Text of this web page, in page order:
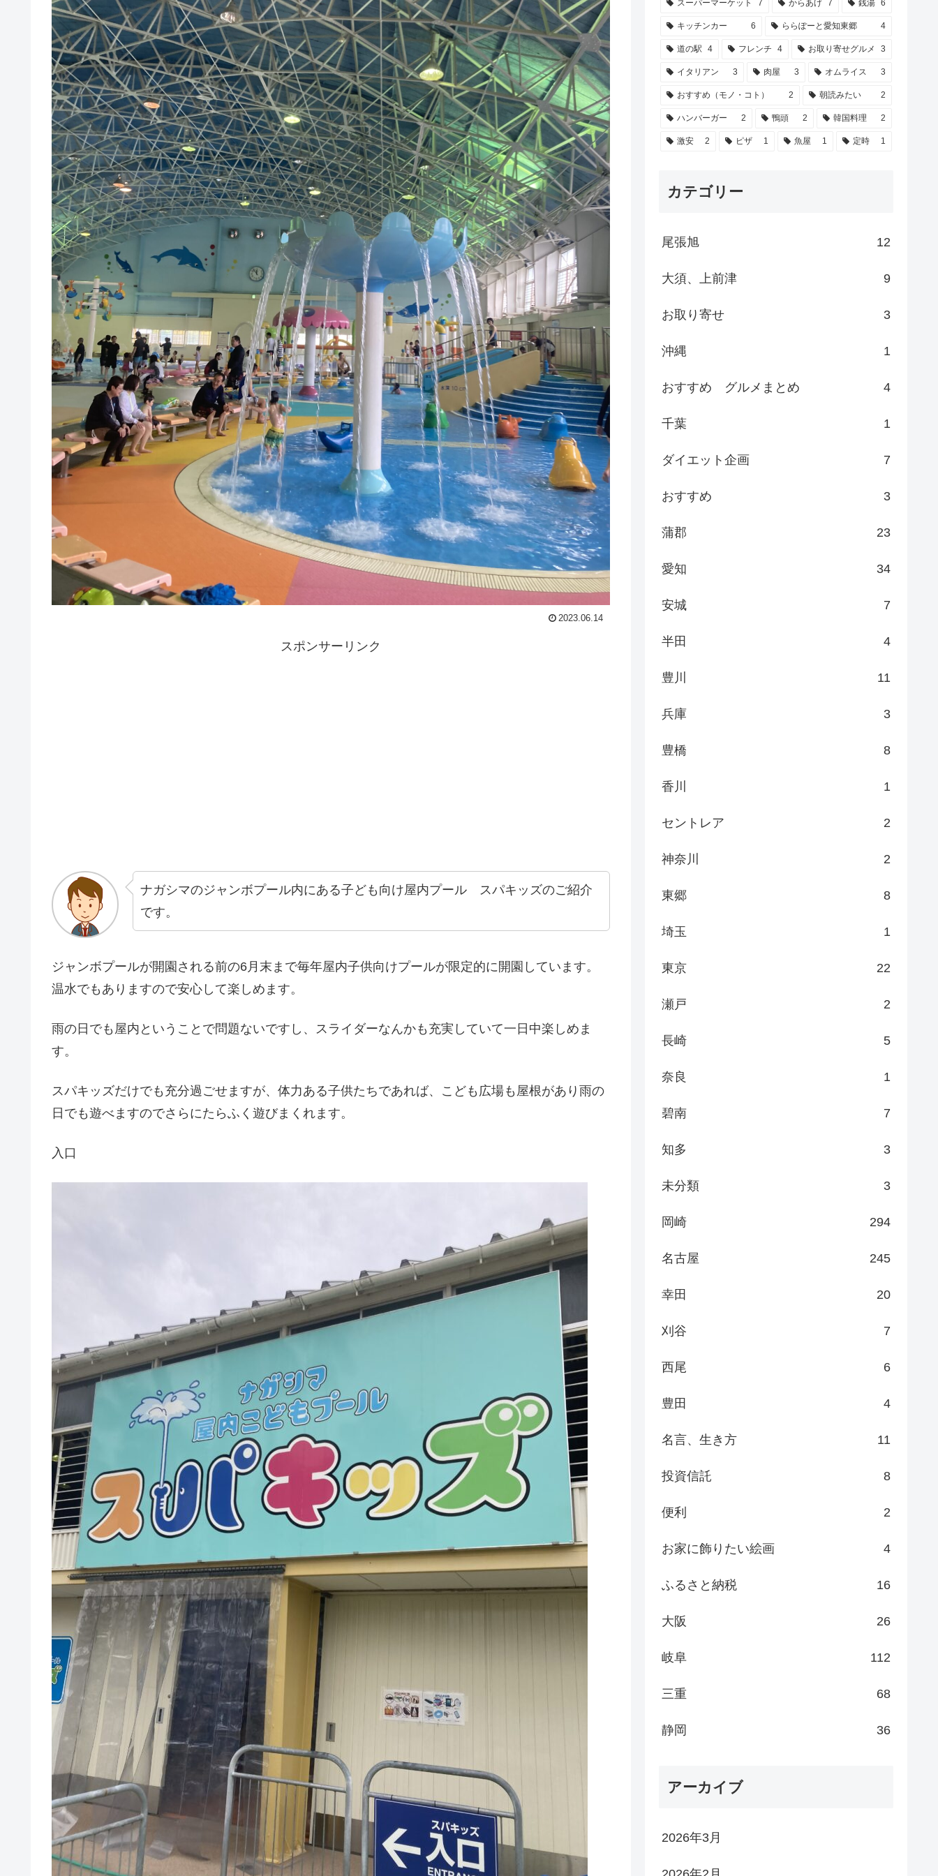
2023.06.14
スポンサーリンク
ナガシマのジャンボプール内にある子ども向け屋内プール スパキッズのご紹介
です。
ジャンボプールが開園される前の6月末まで毎年屋内子供向けプールが限定的に開園しています。
温水でもありますので安心して楽しめます。
雨の日でも屋内ということで問題ないですし、スライダーなんかも充実していて一日中楽しめま
す。
スパキッズだけでも充分過ごせますが、体力ある子供たちであれば、こども広場も屋根があり雨の
日でも遊べますのでさらにたらふく遊びまくれます。
入口
スーパーマーケット 7 からあげ 7 銭湯 6
キッチンカー 6 ららぽーと愛知東郷 4
道の駅 4 フレンチ 4 お取り寄せグルメ 3
イタリアン 3 肉屋 3 オムライス 3
おすすめ（モノ・コト） 2 朝読みたい 2
ハンバーガー 2 鴨頭 2 韓国料理 2
激安 2 ピザ 1 魚屋 1 定時 1
カテゴリー
尾張旭 12
大須、上前津 9
お取り寄せ 3
沖縄 1
おすすめ グルメまとめ 4
千葉 1
ダイエット企画 7
おすすめ 3
蒲郡 23
愛知 34
安城 7
半田 4
豊川 11
兵庫 3
豊橋 8
香川 1
セントレア 2
神奈川 2
東郷 8
埼玉 1
東京 22
瀬戸 2
長崎 5
奈良 1
碧南 7
知多 3
未分類 3
岡崎 294
名古屋 245
幸田 20
刈谷 7
西尾 6
豊田 4
名言、生き方 11
投資信託 8
便利 2
お家に飾りたい絵画 4
ふるさと納税 16
大阪 26
岐阜 112
三重 68
静岡 36
アーカイブ
2026年3月